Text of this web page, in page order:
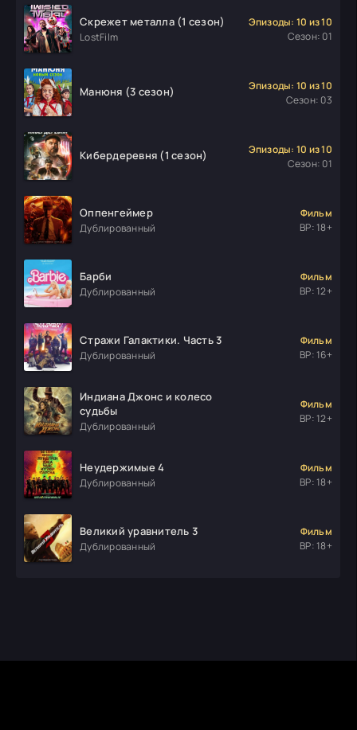
Скрежет металла (1 сезон)
LostFilm
Эпизоды: 10 из 10
Сезон: 01
Манюня (3 сезон)
Эпизоды: 10 из 10
Сезон: 03
Кибердеревня (1 сезон)
Эпизоды: 10 из 10
Сезон: 01
Оппенгеймер
Дублированный
Фильм
ВР: 18+
Барби
Дублированный
Фильм
ВР: 12+
Стражи Галактики. Часть 3
Дублированный
Фильм
ВР: 16+
Индиана Джонс и колесо
судьбы
Дублированный
Фильм
ВР: 12+
Неудержимые 4
Дублированный
Фильм
ВР: 18+
Великий уравнитель 3
Дублированный
Фильм
ВР: 18+